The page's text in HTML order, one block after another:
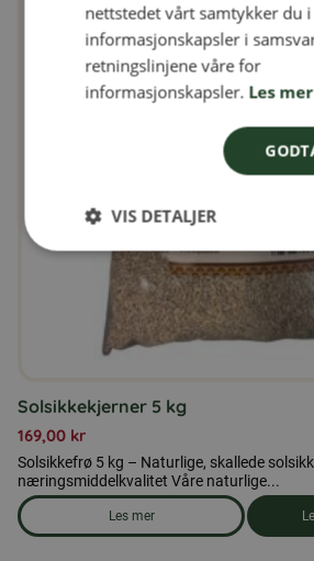
Solsikkekjerner 5 kg
169,00 kr
Solsikkefrø 5 kg – Naturlige, skallede
næringsmiddelkvalitet Våre naturlige...
Les mer
om produkten Solsikkekjerner
nettstedet vårt samtykker du
informasjonskapsler i
retningslinjene våre for
informasjonskapsler. Les mer
VIS DETALJER